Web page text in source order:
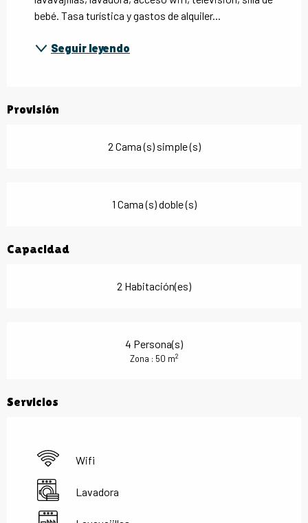
bebé. Tasa turística y gastos de alquiler...
Seguir leyendo
Provisión
2 Cama (s) simple (s)
1 Cama (s) doble (s)
Capacidad
2 Habitación(es)
4 Persona(s)
Zona : 50 m2
Servicios
Wifi
Lavadora